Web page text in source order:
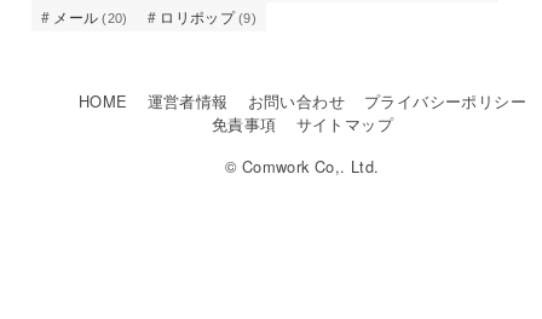
メール (20) ロリポップ (9)
HOME 運営者情報 お問い合わせ
プライバシーポリシー
免責事項
サイトマップ
© Comwork Co,. Ltd.